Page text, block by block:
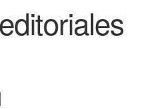
menú
hijo